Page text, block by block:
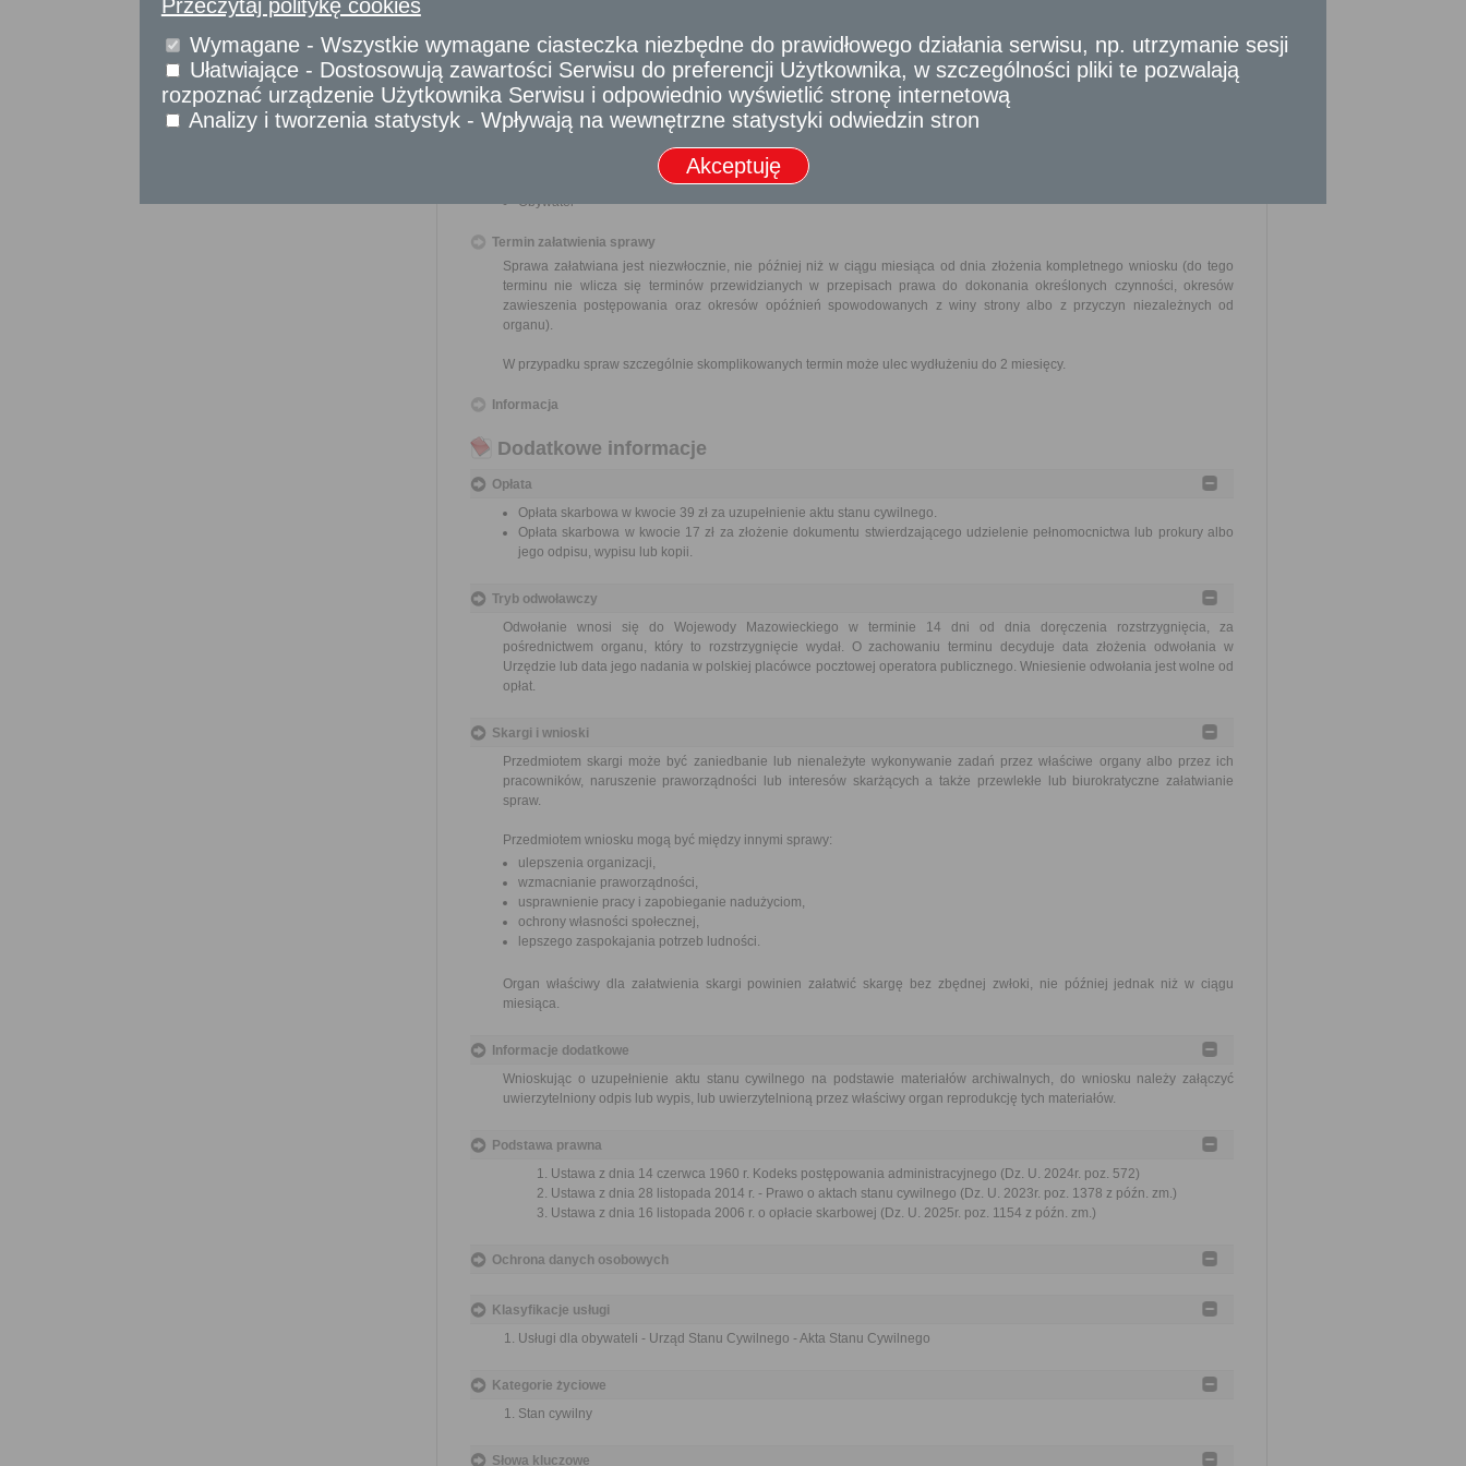
Sprawy obywatelskie
Udostępnianie informacji publicznej
Urząd Stanu Cywilnego
Usługi
dla przedsiębiorców
Wymagane dokumenty
Wypełniony formularz wniosku.
Dowód wniesienia opłaty skarbowej.
Dowód osobisty lub inny dokument tożsamości (do wglądu).
Pełnomocnictwo - w przypadku ustanowienia pełnomocnika wraz z dowodem uiszczenia stosownej opłaty.
Obywatel
Termin załatwienia sprawy
Sprawa załatwiana jest niezwłocznie, nie później niż w ciągu miesiąca od dnia złożenia kompletnego wniosku (do tego
terminu nie wlicza się terminów przewidzianych w przepisach prawa do dokonania określonych czynności, okresów
zawieszenia postępowania oraz okresów opóźnień spowodowanych z winy strony albo z przyczyn niezależnych od
organu).
W przypadku spraw szczególnie skomplikowanych termin może ulec wydłużeniu do 2 miesięcy.
Informacja
Dodatkowe informacje
Opłata
Opłata skarbowa w kwocie 39 zł za uzupełnienie aktu stanu cywilnego.
Opłata skarbowa w kwocie 17 zł za złożenie dokumentu stwierdzającego udzielenie pełnomocnictwa lub prokury albo
jego odpisu, wypisu lub kopii.
Tryb odwoławczy
Odwołanie wnosi się do Wojewody Mazowieckiego w terminie 14 dni od dnia doręczenia rozstrzygnięcia, za
pośrednictwem organu, który to rozstrzygnięcie wydał. O zachowaniu terminu decyduje data złożenia odwołania w
Urzędzie lub data jego nadania w polskiej placówce pocztowej operatora publicznego. Wniesienie odwołania jest wolne od
opłat.
Skargi i wnioski
Przedmiotem skargi może być zaniedbanie lub nienależyte wykonywanie zadań przez właściwe organy albo przez ich
pracowników, naruszenie praworządności lub interesów skarżących a także przewlekłe lub biurokratyczne załatwianie
spraw.
Przedmiotem wniosku mogą być między innymi sprawy:
ulepszenia organizacji,
wzmacnianie praworządności,
usprawnienie pracy i zapobieganie nadużyciom,
ochrony własności społecznej,
lepszego zaspokajania potrzeb ludności.
Organ właściwy dla załatwienia skargi powinien załatwić skargę bez zbędnej zwłoki, nie później jednak niż w ciągu
miesiąca.
Informacje dodatkowe
Wnioskując o uzupełnienie aktu stanu cywilnego na podstawie materiałów archiwalnych, do wniosku należy załączyć
uwierzytelniony odpis lub wypis, lub uwierzytelnioną przez właściwy organ reprodukcję tych materiałów.
Podstawa prawna
Ustawa z dnia 14 czerwca 1960 r. Kodeks postępowania administracyjnego (Dz. U. 2024r. poz. 572)
Ustawa z dnia 28 listopada 2014 r. - Prawo o aktach stanu cywilnego (Dz. U. 2023r. poz. 1378 z późn. zm.)
Ustawa z dnia 16 listopada 2006 r. o opłacie skarbowej (Dz. U. 2025r. poz. 1154 z późn. zm.)
Ochrona danych osobowych
Klasyfikacje usługi
Usługi dla obywateli - Urząd Stanu Cywilnego - Akta Stanu Cywilnego
Kategorie życiowe
Stan cywilny
Słowa kluczowe
Przeczytaj politykę cookies
Wymagane - Wszystkie wymagane ciasteczka niezbędne do prawidłowego działania serwisu, np. utrzymanie sesji
Ułatwiające - Dostosowują zawartości Serwisu do preferencji Użytkownika, w szczególności pliki te pozwalają
rozpoznać urządzenie Użytkownika Serwisu i odpowiednio wyświetlić stronę internetową
Analizy i tworzenia statystyk - Wpływają na wewnętrzne statystyki odwiedzin stron
Akceptuję